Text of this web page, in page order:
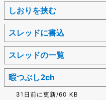
しおりを挟む
スレッドに書込
スレッドの一覧
暇つぶし2ch
31日前に更新/60 KB